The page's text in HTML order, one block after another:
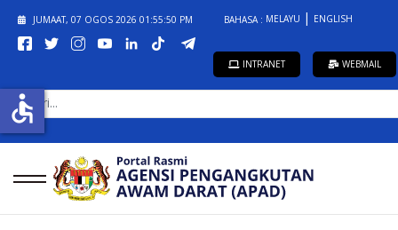
JUMAAT, 07 OGOS 2026 01:55:50 PM BAHASA : MELAYU ENGLISH
INTRANET WEBMAIL
CARI...
accessible